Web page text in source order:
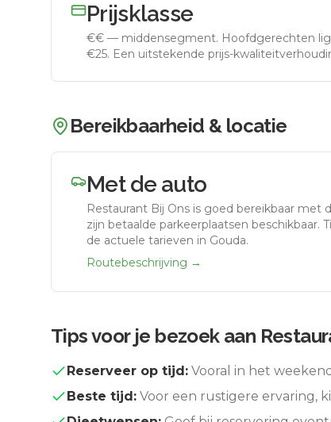
Prijsklasse
€€ — middensegment. Hoofdgerechten
€25. Een uitstekende prijs-
Bereikbaarheid & locatie
Met de auto
Restaurant Bij Ons is goed bereikbaar met
zijn betaalde parkeerplaatsen beschikbaar.
de actuele tarieven in Gouda.
Routebeschrijving →
Tips voor je bezoek aan
Reserveer op tijd: Vooral in het
Beste tijd: Voor een rustigere ervaring,